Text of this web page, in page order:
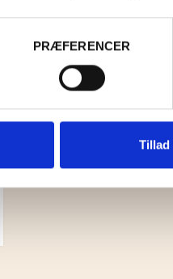
PRÆFERENCER
Tillad